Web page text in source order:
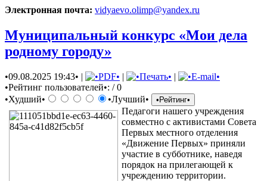
Электронная почта: vidyaevo.olimp@yandex.ru
Муниципальный конкурс «Мои дела
родному городу»
•09.08.2025 19:43• | |
|
•Рейтинг пользователей•: / 0
•Худший•
•Лучший•
Педагоги нашего учреждения
совместно с активистами Совета
Первых местного отделения
«Движение Первых» приняли
участие в субботнике, наведя
порядок на прилегающей к
учреждению территории.